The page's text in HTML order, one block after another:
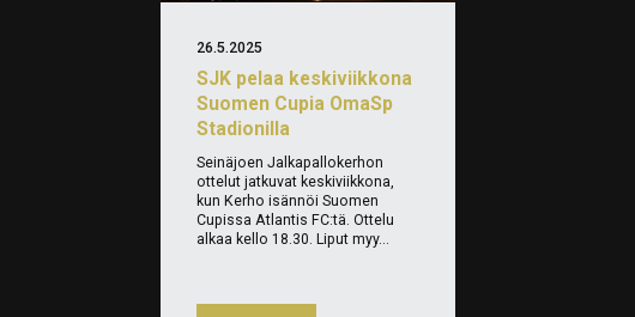
SJK pelaa keskiviikkona
Suomen Cupia OmaSp
Stadionilla
26.5.2025
Seinäjoen Jalkapallokerhon
ottelut jatkuvat keskiviikkona,
kun Kerho isännöi Suomen
Cupissa Atlantis FC:tä. Ottelu
alkaa kello 18.30. Liput myy...